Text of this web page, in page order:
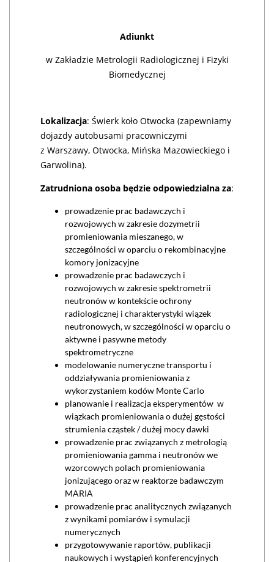
Adiunkt
w Zakładzie Metrologii Radiologicznej i Fizyki
Biomedycznej
Lokalizacja: Świerk koło Otwocka (zapewniamy
dojazdy autobusami pracowniczymi
z Warszawy, Otwocka, Mińska Mazowieckiego i
Garwolina).
Zatrudniona osoba będzie odpowiedzialna za:
prowadzenie prac badawczych i
rozwojowych w zakresie dozymetrii
promieniowania mieszanego, w
szczególności w oparciu o rekombinacyjne
komory jonizacyjne
prowadzenie prac badawczych i
rozwojowych w zakresie spektrometrii
neutronów w kontekście ochrony
radiologicznej i charakterystyki wiązek
neutronowych, w szczególności w oparciu o
aktywne i pasywne metody
spektrometryczne
modelowanie numeryczne transportu i
oddziaływania promieniowania z
wykorzystaniem kodów Monte Carlo
planowanie i realizacja eksperymentów w
wiązkach promieniowania o dużej gęstości
strumienia cząstek / dużej mocy dawki
prowadzenie prac związanych z metrologią
promieniowania gamma i neutronów we
wzorcowych polach promieniowania
jonizującego oraz w reaktorze badawczym
MARIA
prowadzenie prac analitycznych związanych
z wynikami pomiarów i symulacji
numerycznych
przygotowywanie raportów, publikacji
naukowych i wystąpień konferencyjnych